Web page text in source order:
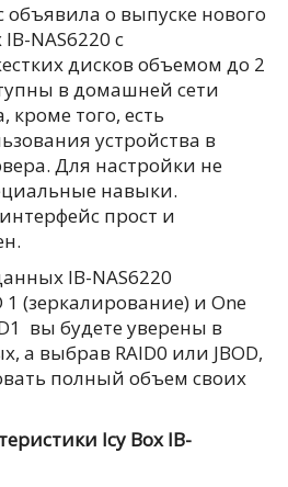
о выпуске нового
NAS6220 с
дисков объемом до 2
в домашней сети
кроме того, есть
устройства в
Для настройки не
навыки.
прост и
IB-NAS6220
(зеркалирование) и One
вы будете уверены в
а выбрав RAID0 или JBOD,
полный объем своих
Icy Box IB-